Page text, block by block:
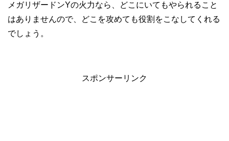
メガリザードンYの火力なら、どこにいてもやられること
はありませんので、どこを攻めても役割をこなしてくれる
でしょう。
スポンサーリンク